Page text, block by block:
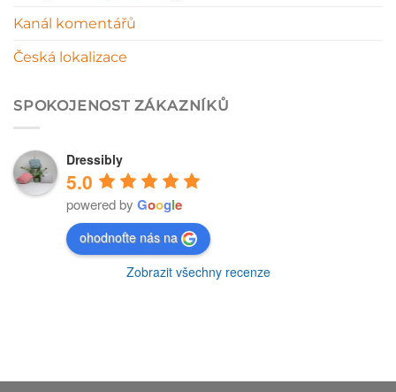
Kanál komentářů
Česká lokalizace
SPOKOJENOST ZÁKAZNÍKŮ
Dressibly
5.0
powered by Google
ohodnoťte nás na
Zobrazit všechny recenze